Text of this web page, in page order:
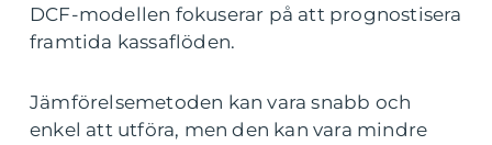
DCF-modellen fokuserar på att prognostisera
framtida kassaflöden.
Jämförelsemetoden kan vara snabb och
enkel att utföra, men den kan vara mindre